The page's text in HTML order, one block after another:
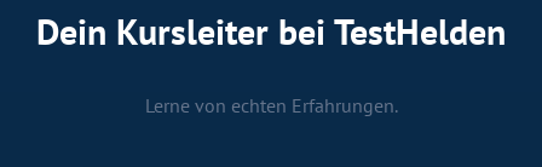
Dein Kursleiter bei TestHelden
Lerne von echten Erfahrungen.